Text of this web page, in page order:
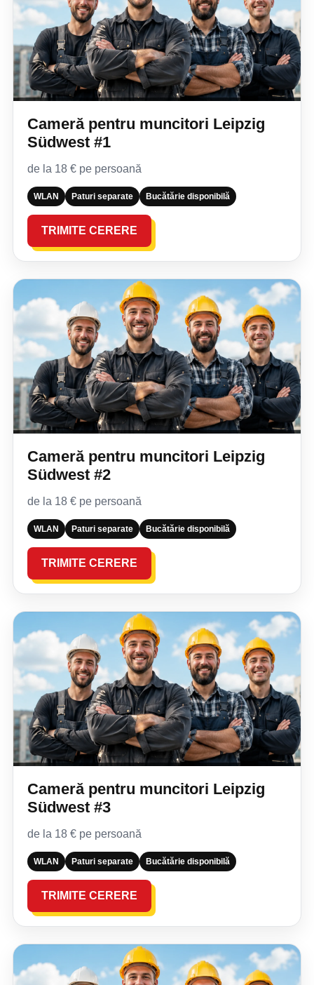
Cameră pentru muncitori Leipzig
Südwest #1
de la 18 € pe persoană
WLAN Paturi separate Bucătărie disponibilă
TRIMITE CERERE
Cameră pentru muncitori Leipzig
Südwest #2
de la 18 € pe persoană
WLAN Paturi separate Bucătărie disponibilă
TRIMITE CERERE
Cameră pentru muncitori Leipzig
Südwest #3
de la 18 € pe persoană
WLAN Paturi separate Bucătărie disponibilă
TRIMITE CERERE